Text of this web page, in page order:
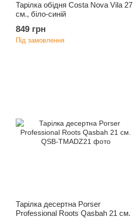
Тарілка обідня Costa Nova Vila 27
см., біло-синій
849 грн
Під замовлення
Тарілка десертна Porser
Professional Roots Qasbah 21 см.